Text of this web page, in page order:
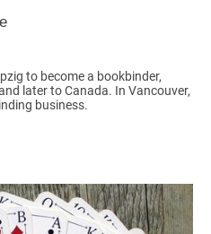
to become a bookbinder,
later to Canada. In Vancouver,
business.